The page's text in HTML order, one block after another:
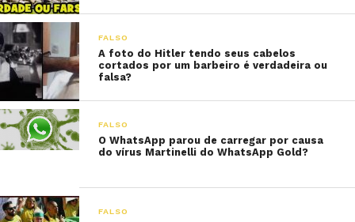
FALSO
A foto do Hitler tendo seus cabelos
cortados por um barbeiro é verdadeira ou
falsa?
FALSO
O WhatsApp parou de carregar por causa
do vírus Martinelli do WhatsApp Gold?
FALSO